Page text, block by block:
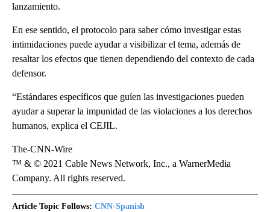
lanzamiento.
En ese sentido, el protocolo para saber cómo investigar estas
intimidaciones puede ayudar a visibilizar el tema, además de
resaltar los efectos que tienen dependiendo del contexto de cada
defensor.
“Estándares específicos que guíen las investigaciones pueden
ayudar a superar la impunidad de las violaciones a los derechos
humanos, explica el CEJIL.
The-CNN-Wire
™ & © 2021 Cable News Network, Inc., a WarnerMedia
Company. All rights reserved.
Article Topic Follows: CNN-Spanish